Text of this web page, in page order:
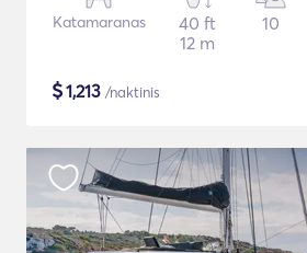
Katamaranas
40 ft
12 m
10
$1,213 /naktinis